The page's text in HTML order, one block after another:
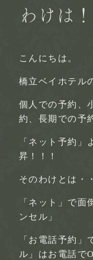
わけは！
こんにちは。
橋立ベイホテル
個人での予約、
約、長期での予
「ネット予約
昇！！！
そのわけとは・
「ネット」で面
ンセル」
「お電話予約」
ル」はお電話で